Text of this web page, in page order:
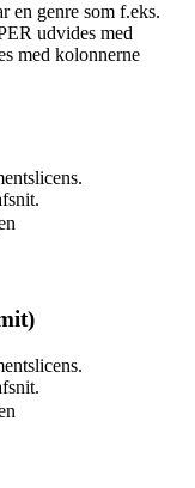
en genre som f.eks.
udvides med
med kolonnerne